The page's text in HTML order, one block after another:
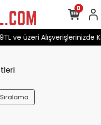
ve üzeri Alışverişlerinizde
0
Sıralama